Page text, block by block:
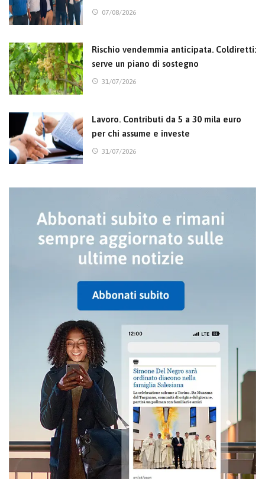
07/08/2026
Rischio vendemmia anticipata. Coldiretti:
serve un piano di sostegno
31/07/2026
Lavoro. Contributi da 5 a 30 mila euro
per chi assume e investe
31/07/2026